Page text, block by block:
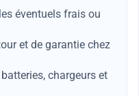
éventuels frais ou
et de garantie chez
chargeurs et